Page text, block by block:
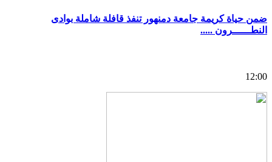
ضمن حياة كريمة جامعة دمنهور تنفذ قافلة شاملة بوادى
النطــــــرون .....
12:00